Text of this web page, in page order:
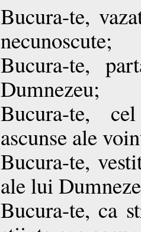
Bucura-te,
necunoscute;
Bucura-te,
Dumnezeu;
Bucura-te,
ascunse ale
Bucura-te,
ale lui
Bucura-te, ca